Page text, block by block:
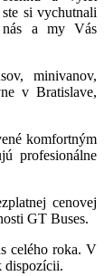
si vychutnali
nás a my Vás
minivanov,
v Bratislave,
komfortným
profesionálne
cenovej
GT Buses.
celého roka. V
dispozícii.